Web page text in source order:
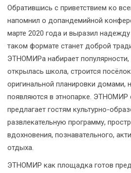
Обратившись с приветствием ко
напомнил о допандемийной
марте 2020 года и выразил надежду
таком формате станет доброй
ЭТНОМИРа набирает популярности,
открылась школа, строится
оригинальной планировки домами,
появляются в этнопарке. ЭТНОМИР
предлагает гостям культурно-
развлекательную программу,
вдохновения, познавательного,
отдыха.
ЭТНОМИР как площадка готов